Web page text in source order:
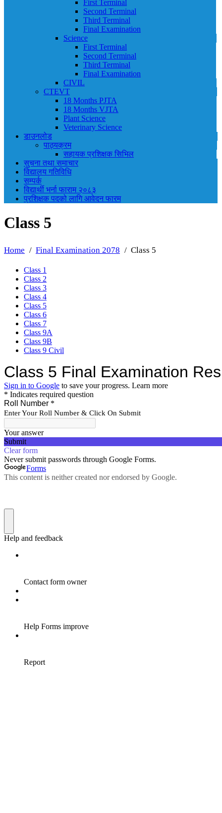
First Terminal
Second Terminal
Third Terminal
Final Examination
Science
First Terminal
Second Terminal
Third Terminal
Final Examination
CIVIL
CTEVT
18 Months PJTA
18 Months VJTA
Plant Science
Veterinary Science
डाउनलोड
पाठ्यक्रम
सहायक प्रशिक्षक सिभिल
सुचना तथा समाचार
विद्यालय गतिविधि
सम्पर्क
विद्यार्थी भर्ना फाराम २०८३
प्रशिक्षक पदको लागि आवेदन फारम
Class 5
Home Final Examination 2078 Class 5
Class 1
Class 2
Class 3
Class 4
Class 5
Class 6
Class 7
Class 9A
Class 9B
Class 9 Civil